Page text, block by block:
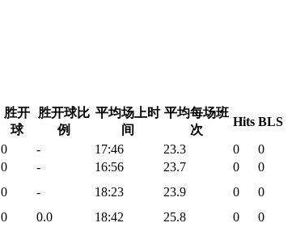
胜开
球
胜开球比
例
平均场上时
间
平均每场班
次
Hits BLS
0 - 17:46 23.3 0
0
0 - 16:56 23.7 0
0
0 - 18:23 23.9 0
0
0 0.0 18:42 25.8 0
0